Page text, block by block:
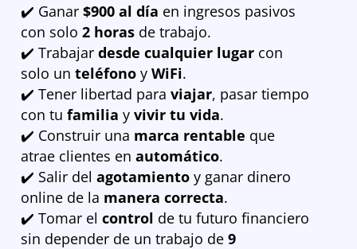
✔️ Ganar $900 al día en ingresos pasivos
con solo 2 horas de trabajo.
✔️ Trabajar desde cualquier lugar con
solo un teléfono y WiFi.
✔️ Tener libertad para viajar, pasar tiempo
con tu familia y vivir tu vida.
✔️ Construir una marca rentable que
atrae clientes en automático.
✔️ Salir del agotamiento y ganar dinero
online de la manera correcta.
✔️ Tomar el control de tu futuro financiero
sin depender de un trabajo de 9